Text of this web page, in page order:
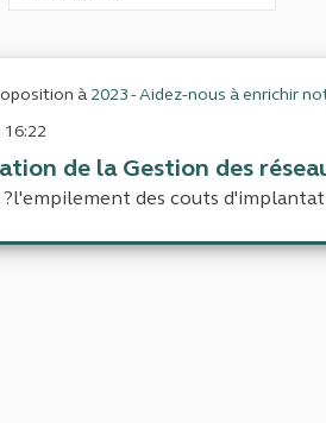
à2023 - Aidez-nous à enrichir
de la Gestion des
des couts